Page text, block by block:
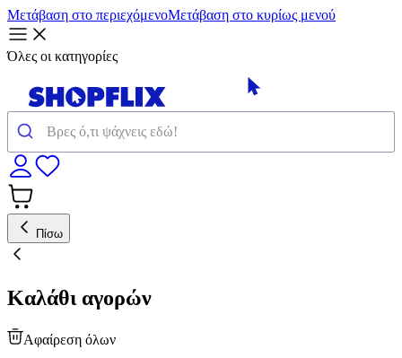
Μετάβαση στο περιεχόμενοΜετάβαση στο κυρίως μενού
Όλες οι κατηγορίες
Πίσω
Καλάθι αγορών
Αφαίρεση όλων